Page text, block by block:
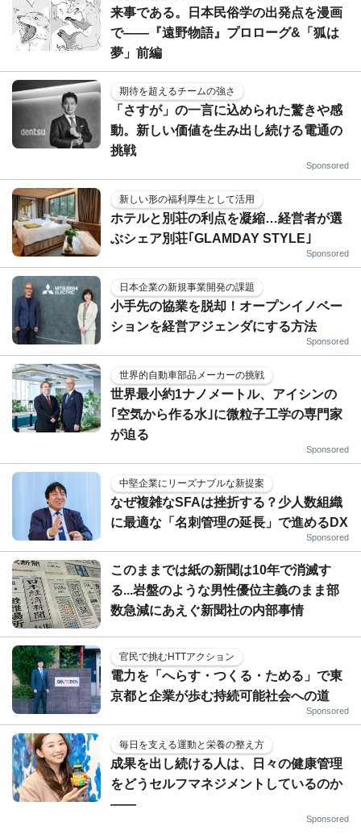
来事である。日本民俗学の出発点を漫画
で――『遠野物語』プロローグ&「狐は
夢」前編
期待を超えるチームの強さ
「さすが」の一言に込められた驚きや感
動。新しい価値を生み出し続ける電通の
挑戦
Sponsored
新しい形の福利厚生として活用
ホテルと別荘の利点を凝縮…経営者が選
ぶシェア別荘｢GLAMDAY STYLE｣
Sponsored
日本企業の新規事業開発の課題
小手先の協業を脱却！オープンイノベー
ションを経営アジェンダにする方法
Sponsored
世界的自動車部品メーカーの挑戦
世界最小約1ナノメートル、アイシンの
｢空気から作る水｣に微粒子工学の専門家
が迫る
Sponsored
中堅企業にリーズナブルな新提案
なぜ複雑なSFAは挫折する？少人数組織
に最適な「名刺管理の延長」で進めるDX
Sponsored
このままでは紙の新聞は10年で消滅す
る...岩盤のような男性優位主義のまま部
数急減にあえぐ新聞社の内部事情
官民で挑むHTTアクション
電力を「へらす・つくる・ためる」で東
京都と企業が歩む持続可能社会への道
Sponsored
毎日を支える運動と栄養の整え方
成果を出し続ける人は、日々の健康管理
をどうセルフマネジメントしているのか
——
Sponsored